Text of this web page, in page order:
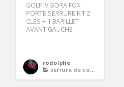
GOLF IV BORA FOX
PORTE SERRURE KIT 2
CLÉS + 1 BARILLET
AVANT GAUCHE
rodolphe
serrure de coffre de toit